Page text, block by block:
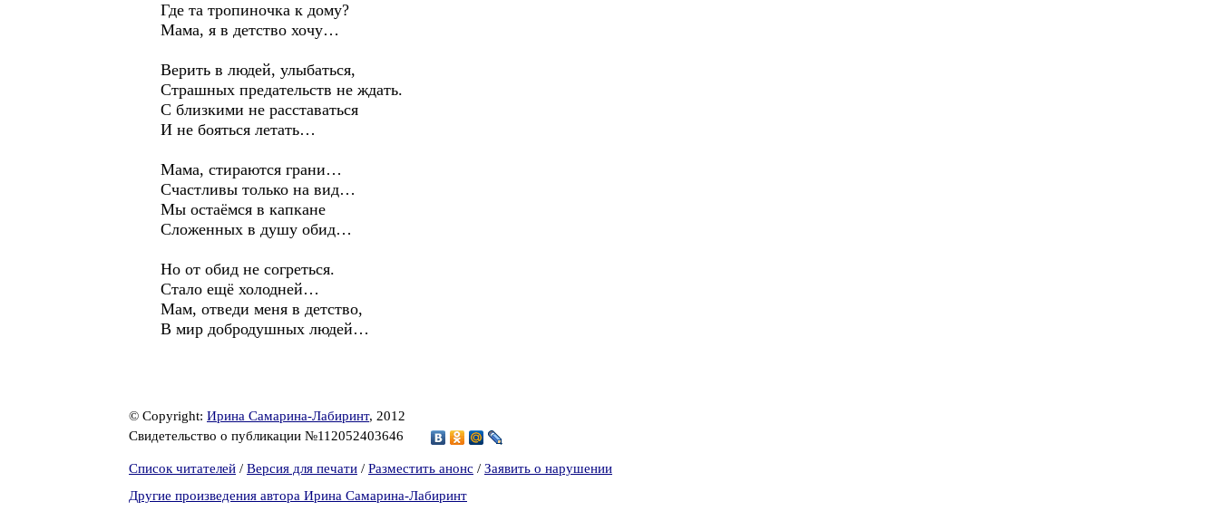
Где та тропиночка к дому?
Мама, я в детство хочу…
Верить в людей, улыбаться,
Страшных предательств не ждать.
С близкими не расставаться
И не бояться летать…
Мама, стираются грани…
Счастливы только на вид…
Мы остаёмся в капкане
Сложенных в душу обид…
Но от обид не согреться.
Стало ещё холодней…
Мам, отведи меня в детство,
В мир добродушных людей…
© Copyright: Ирина Самарина-Лабиринт, 2012
Свидетельство о публикации №112052403646
Список читателей / Версия для печати / Разместить анонс / Заявить о нарушении
Другие произведения автора Ирина Самарина-Лабиринт